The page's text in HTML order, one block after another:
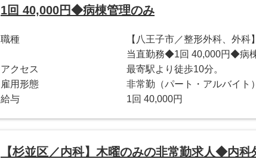
1回 40,000円◆病棟管理のみ
職種
【八王子市／整形外科、外
当直勤務◆1回 40,000円◆病
アクセス
最寄駅より徒歩10分。
雇用形態
非常勤（パート・アルバイト）
給与
1回 40,000円
【杉並区／内科】木曜のみの非常勤求人◆内